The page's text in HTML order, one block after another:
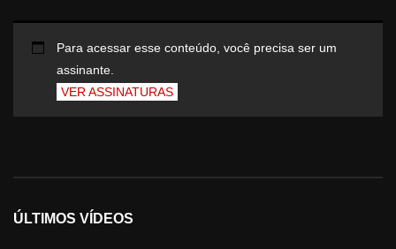
Para acessar esse conteúdo, você precisa ser um
assinante.
VER ASSINATURAS
ÚLTIMOS VÍDEOS